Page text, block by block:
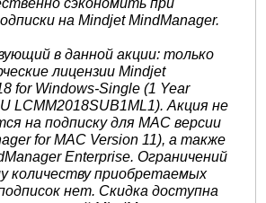
сэкономить при
на Mindjet MindManager.
в данной акции: только
лицензииMindjet
for Windows-Single (1 Year
LCMM2018SUB1ML1). Акция не
на подписку для MAC версии
for MAC Version 11), а также
Enterprise. Ограничений
количеству приобретаемых
нет. Скидка доступна